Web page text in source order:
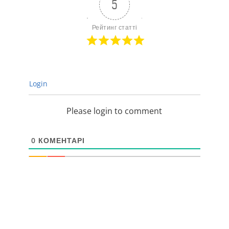
5
Рейтинг статті
Login
Please login to comment
0 КОМЕНТАРІ